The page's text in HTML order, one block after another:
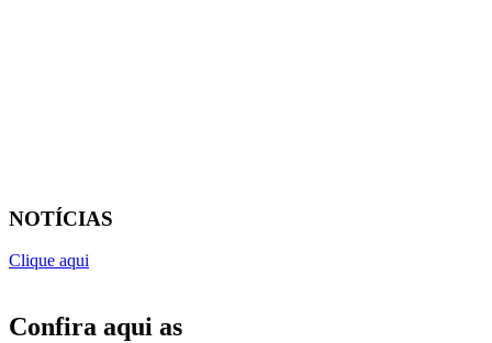
NOTÍCIAS
Clique aqui
Confira aqui as